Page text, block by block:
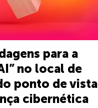
para a
no local de
ponto de vista
cibernética